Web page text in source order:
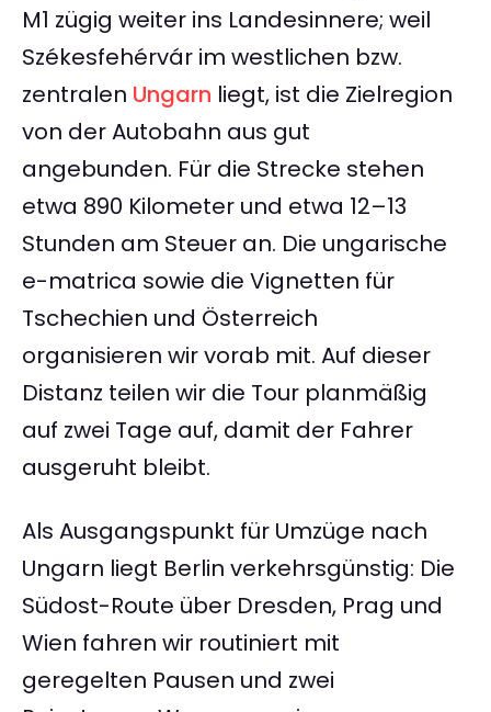
M1 zügig weiter ins Landesinnere; weil
Székesfehérvár im westlichen bzw.
zentralen Ungarn liegt, ist die Zielregion
von der Autobahn aus gut
angebunden. Für die Strecke stehen
etwa 890 Kilometer und etwa 12–13
Stunden am Steuer an. Die ungarische
e-matrica sowie die Vignetten für
Tschechien und Österreich
organisieren wir vorab mit. Auf dieser
Distanz teilen wir die Tour planmäßig
auf zwei Tage auf, damit der Fahrer
ausgeruht bleibt.
Als Ausgangspunkt für Umzüge nach
Ungarn liegt Berlin verkehrsgünstig: Die
Südost-Route über Dresden, Prag und
Wien fahren wir routiniert mit
geregelten Pausen und zwei